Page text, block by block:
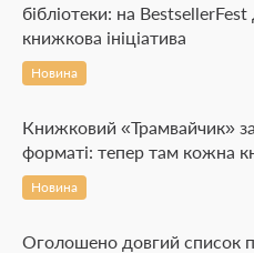
бібліотеки: на
книжкова ініціатива
Новина
Книжковий «Трамвайчик»
форматі: тепер там кожна
Новина
Оголошено довгий список